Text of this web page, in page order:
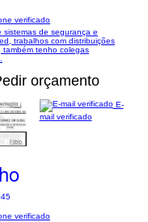
verificado
sistemas de segurança e
trabalhos com distribuições
também tenho colegas
orçamento
E-
mail verificado
verificado